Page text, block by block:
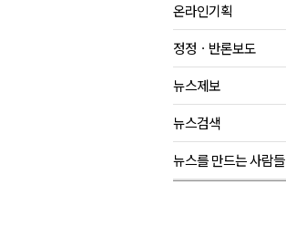
온라인기획
정정ㆍ반론보도
뉴스제보
뉴스검색
뉴스를 만드는 사람들